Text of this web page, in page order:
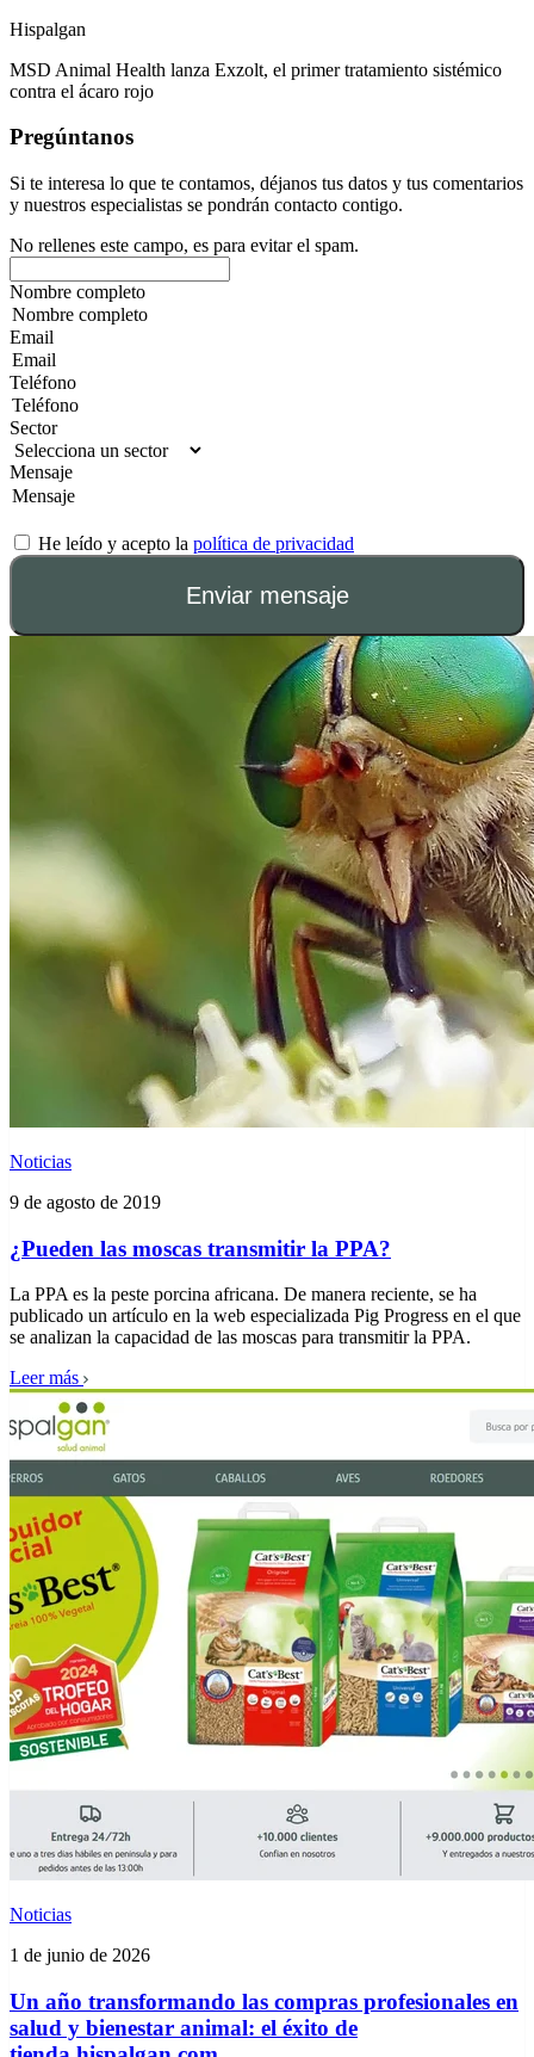
Hispalgan
MSD Animal Health lanza Exzolt, el primer tratamiento sistémico
contra el ácaro rojo
Pregúntanos
Si te interesa lo que te contamos, déjanos tus datos y tus comentarios
y nuestros especialistas se pondrán contacto contigo.
No rellenes este campo, es para evitar el spam.
Nombre completo
Email
Teléfono
Sector
Mensaje
He leído y acepto la política de privacidad
Enviar mensaje
Noticias
9 de agosto de 2019
¿Pueden las moscas transmitir la PPA?
La PPA es la peste porcina africana. De manera reciente, se ha
publicado un artículo en la web especializada Pig Progress en el que
se analizan la capacidad de las moscas para transmitir la PPA.
Leer más
Noticias
1 de junio de 2026
Un año transformando las compras profesionales en
salud y bienestar animal: el éxito de